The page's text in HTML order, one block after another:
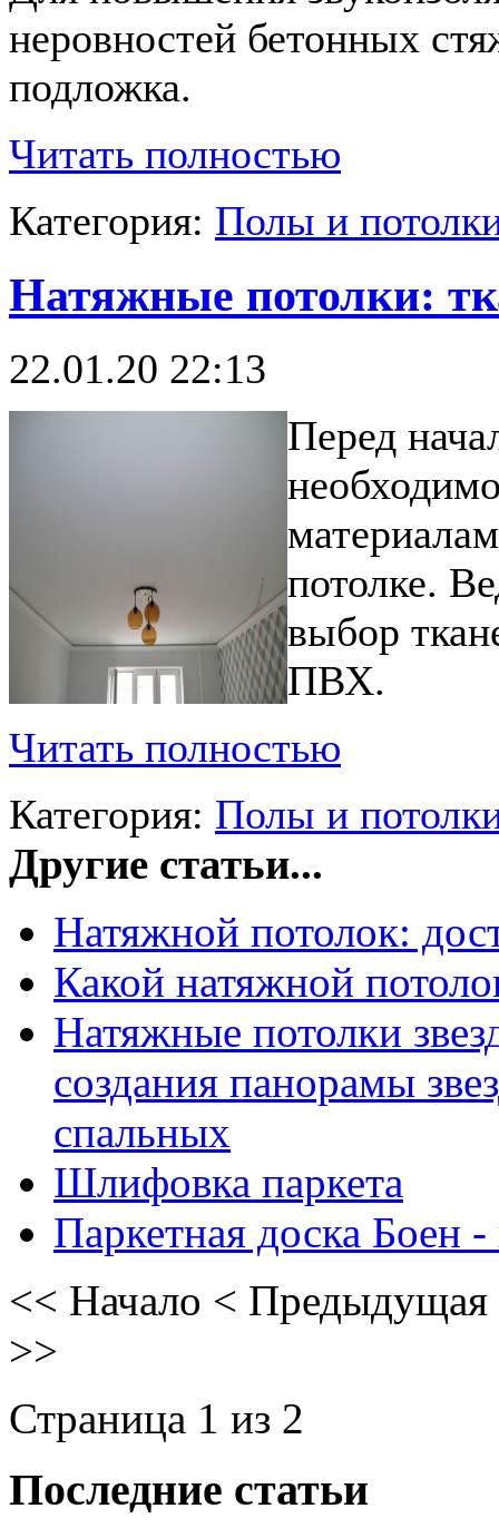
неровностей бетонных
подложка.
Читать полностью
Категория: Полы и
Натяжные потолки:
22.01.20 22:13
Перед
потолке.
выбор
ПВХ.
Читать полностью
Категория: Полы и
Другие статьи...
Натяжной потолок:
Какой натяжной
Натяжные потолки
создания панорамы
спальных
Шлифовка паркета
Паркетная доска Боен -
<< Начало < Предыдущая
>>
Страница 1 из 2
Последние статьи